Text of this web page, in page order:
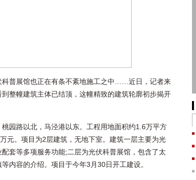
科普展馆也正在有条不紊地施工之中……近日，记者来
整幢建筑主体已结顶，这幢精致的建筑轮廓初步揭开
园路以北，马泾港以东。工程用地面积约1.6万平方
元。项目为2层建筑，无地下室。建筑一层主要为光
套等多项服务功能;二层为光伏科普展馆，包含了太
内容的介绍。项目于今年3月30日开工建设。